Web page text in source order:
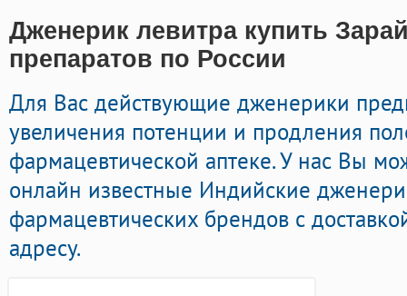
Дженерик левитра купить
препаратов по России
Для Вас действующие дженерики
увеличения потенции и продления
фармацевтической аптеке. У нас Вы
онлайн известные Индийские
фармацевтических брендов с
адресу.